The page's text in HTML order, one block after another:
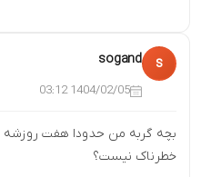
s
sogand
1404/02/05 03:12
بچه گربه من حدودا هفت روزشه
خطرناک نیست؟